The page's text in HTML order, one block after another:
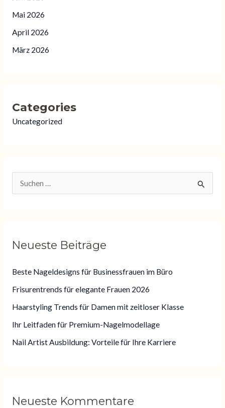
Mai 2026
April 2026
März 2026
Categories
Uncategorized
e
a
c
h
:
Neueste Beiträge
Beste Nageldesigns für Businessfrauen im Büro
Frisurentrends für elegante Frauen 2026
Haarstyling Trends für Damen mit zeitloser Klasse
Ihr Leitfaden für Premium-Nagelmodellage
Nail Artist Ausbildung: Vorteile für Ihre Karriere
Neueste Kommentare